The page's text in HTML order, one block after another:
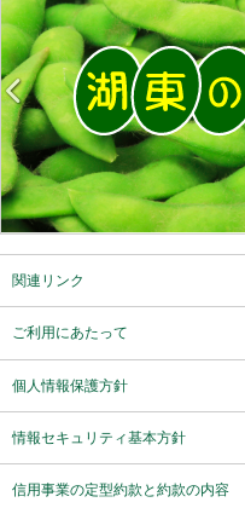
関連リンク
ご利用にあたって
個人情報保護方針
情報セキュリティ基本方針
信用事業の定型約款と約款の内容